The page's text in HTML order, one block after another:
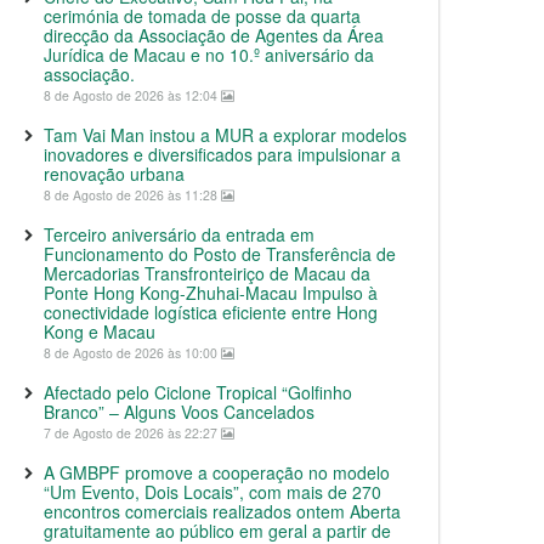
cerimónia de tomada de posse da quarta
direcção da Associação de Agentes da Área
Jurídica de Macau e no 10.º aniversário da
associação.
8 de Agosto de 2026 às 12:04
Tam Vai Man instou a MUR a explorar modelos
inovadores e diversificados para impulsionar a
renovação urbana
8 de Agosto de 2026 às 11:28
Terceiro aniversário da entrada em
Funcionamento do Posto de Transferência de
Mercadorias Transfronteiriço de Macau da
Ponte Hong Kong-Zhuhai-Macau Impulso à
conectividade logística eficiente entre Hong
Kong e Macau
8 de Agosto de 2026 às 10:00
Afectado pelo Ciclone Tropical “Golfinho
Branco” – Alguns Voos Cancelados
7 de Agosto de 2026 às 22:27
A GMBPF promove a cooperação no modelo
“Um Evento, Dois Locais”, com mais de 270
encontros comerciais realizados ontem Aberta
gratuitamente ao público em geral a partir de